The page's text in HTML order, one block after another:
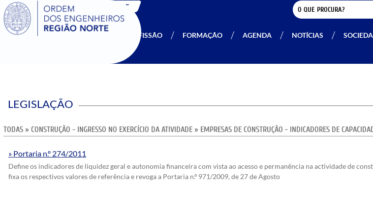
SIGOE
A OERN PROFISSÃO FORMAÇÃO AGENDA NOTÍCIAS
LEGISLAÇÃO
TODAS » CONSTRUÇÃO - INGRESSO NO EXERCÍCIO DA ATIVIDADE » EMPRESAS DE CONSTRUÇÃO - INDICADORES DE
Portaria n.º 274/2011
Define os indicadores de liquidez geral e autonomia financeira com vista ao acesso e permanência na actividade de
fixa os respectivos valores de referência e revoga a Portaria n.º 971/2009, de 27 de Agosto